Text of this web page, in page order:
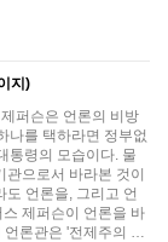
지)
퍼슨은 언론의 비방
나를 택하라면 정부없
통령의 모습이다. 물
관으로서 바라본 것이
도 언론을, 그리고 언
제퍼슨이 언론을 바
언론관은 '전제주의 …